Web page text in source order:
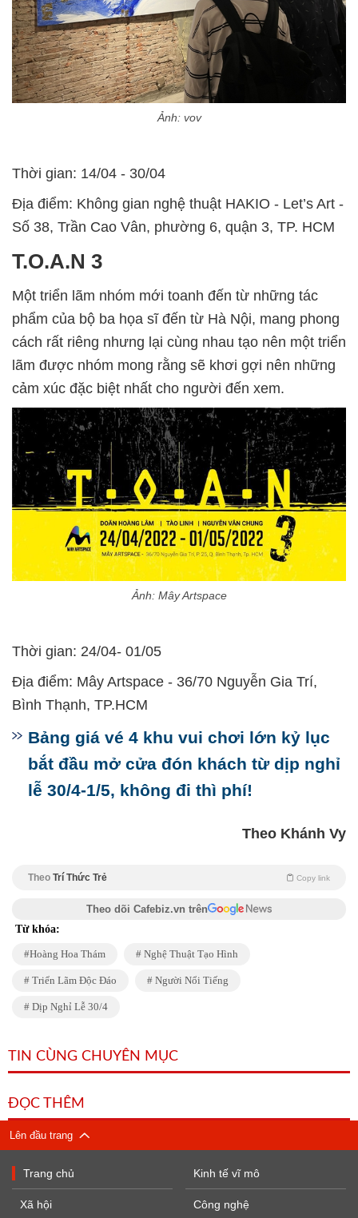
Ảnh: vov
Thời gian: 14/04 - 30/04
Địa điểm: Không gian nghệ thuật HAKIO - Let’s Art -
Số 38, Trần Cao Vân, phường 6, quận 3, TP. HCM
T.O.A.N 3
Một triển lãm nhóm mới toanh đến từ những tác
phẩm của bộ ba họa sĩ đến từ Hà Nội, mang phong
cách rất riêng nhưng lại cùng nhau tạo nên một triển
lãm được nhóm mong rằng sẽ khơi gợi nên những
cảm xúc đặc biệt nhất cho người đến xem.
Ảnh: Mây Artspace
Thời gian: 24/04- 01/05
Địa điểm: Mây Artspace - 36/70 Nguyễn Gia Trí,
Bình Thạnh, TP.HCM
Bảng giá vé 4 khu vui chơi lớn kỷ lục
bắt đầu mở cửa đón khách từ dịp nghỉ
lễ 30/4-1/5, không đi thì phí!
Theo Khánh Vy
Theo Trí Thức Trẻ Copy link
Theo dõi Cafebiz.vn trên
Từ khóa:
Hoàng Hoa Thám Nghệ Thuật Tạo Hình
Triển Lãm Độc Đáo Người Nổi Tiếng
Dịp Nghỉ Lễ 30/4
TIN CÙNG CHUYÊN MỤC
ĐỌC THÊM
Lên đầu trang
Trang chủ
Xã hội
Kinh tế vĩ mô
Công nghệ